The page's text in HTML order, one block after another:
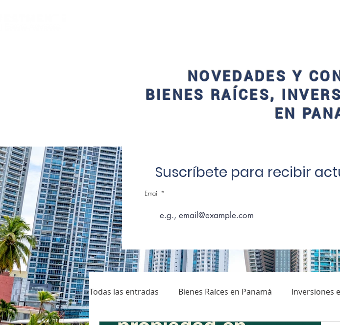
NOVEDADES Y
BIENES RAÍCES,
EN
Suscríbete para recibir
Email
Todas las entradas Bienes Raíces en Panamá Inversiones